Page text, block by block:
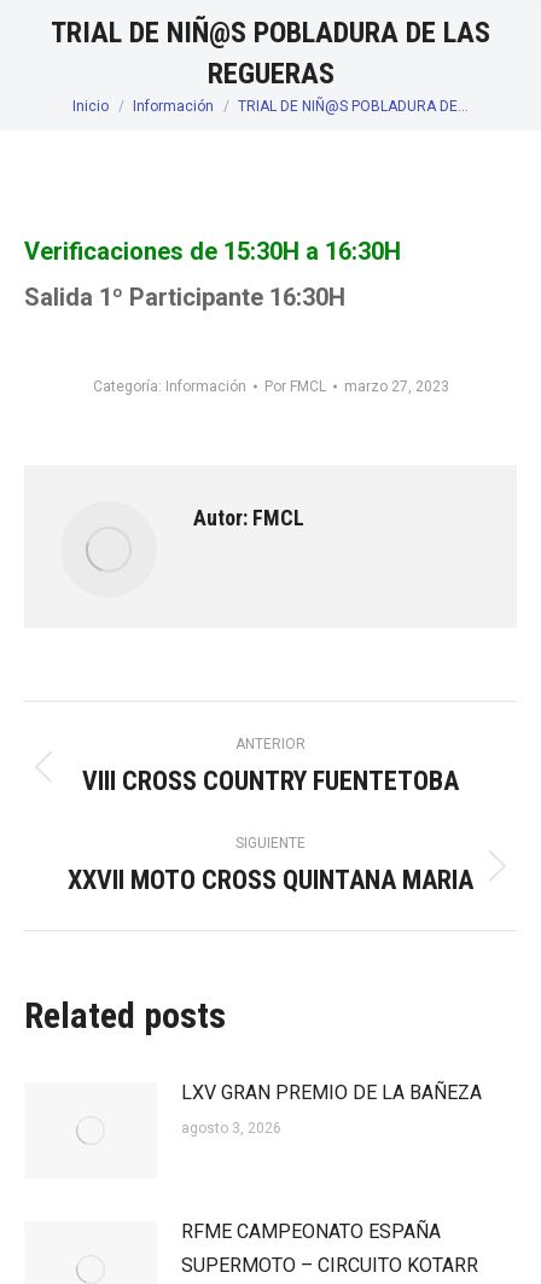
TRIAL DE NIÑ@S POBLADURA DE LAS
REGUERAS
Estás aquí:
Inicio Información TRIAL DE NIÑ@S POBLADURA DE…
Verificaciones de 15:30H a 16:30H
Salida 1º Participante 16:30H
Categoría: Información Por FMCL marzo 27, 2023
Autor: FMCL
Navegación
entre
publicaciones
ANTERIOR
Publicación
VIII CROSS COUNTRY FUENTETOBA
SIGUIENTE
Publicación
XXVII MOTO CROSS QUINTANA MARIA
Related posts
LXV GRAN PREMIO DE LA BAÑEZA
agosto 3, 2026
RFME CAMPEONATO ESPAÑA
SUPERMOTO – CIRCUITO KOTARR